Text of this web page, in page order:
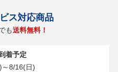
ス対応商品
も送料無料！
着予定
8/16(日)